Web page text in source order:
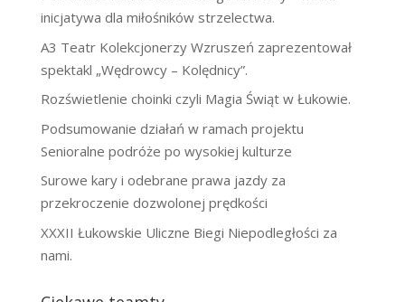
inicjatywa dla miłośników strzelectwa.
A3 Teatr Kolekcjonerzy Wzruszeń zaprezentował
spektakl „Wędrowcy – Kolędnicy”.
Rozświetlenie choinki czyli Magia Świąt w Łukowie.
Podsumowanie działań w ramach projektu
Senioralne podróże po wysokiej kulturze
Surowe kary i odebrane prawa jazdy za
przekroczenie dozwolonej prędkości
XXXII Łukowskie Uliczne Biegi Niepodległości za
nami.